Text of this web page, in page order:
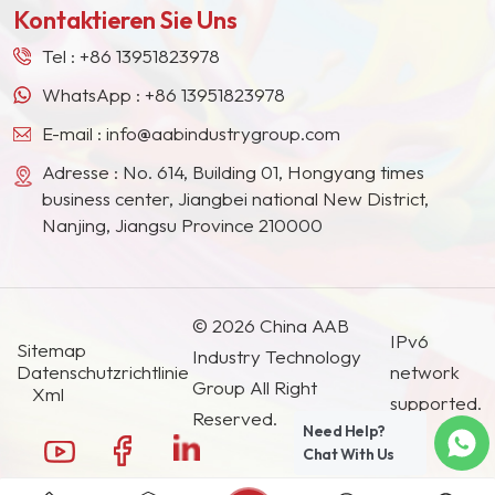
Südostasien, Japan, Südkorea und anderen
Ländern und Regionen geworden.
Kontaktieren Sie Uns
Tel : +86 13951823978
WhatsApp : +86 13951823978
E-mail : info@aabindustrygroup.com
Adresse : No. 614, Building 01, Hongyang times
business center, Jiangbei national New District,
Nanjing, Jiangsu Province 210000
Sitemap
Datenschutzrichtlinie
Xml
© 2026 China AAB
Industry Technology
Group All Right
Reserved.
IPv6
network
supported.
Need Help?
Chat With Us